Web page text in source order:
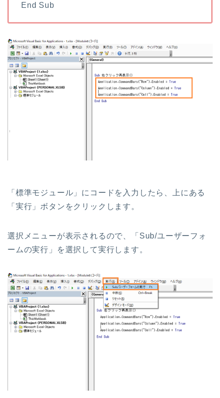
End Sub
「標準モジュール」にコードを入力したら、上にある
「実行」ボタンをクリックします。
選択メニューが表示されるので、「Sub/ユーザーフォ
ームの実行」を選択して実行します。